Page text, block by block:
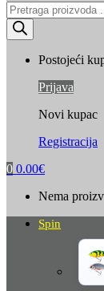
Products
search
Postojeći
Prijava
Novi kupac
Registracija
0 0.00€
Nema
Spin